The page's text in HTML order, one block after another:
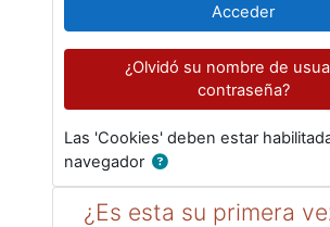
Acceder
¿Olvidó su nombre de
contraseña?
Las 'Cookies' deben estar
navegador
¿Es esta su primera